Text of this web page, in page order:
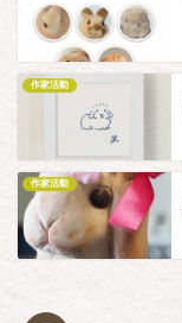
作家活動
作家活動